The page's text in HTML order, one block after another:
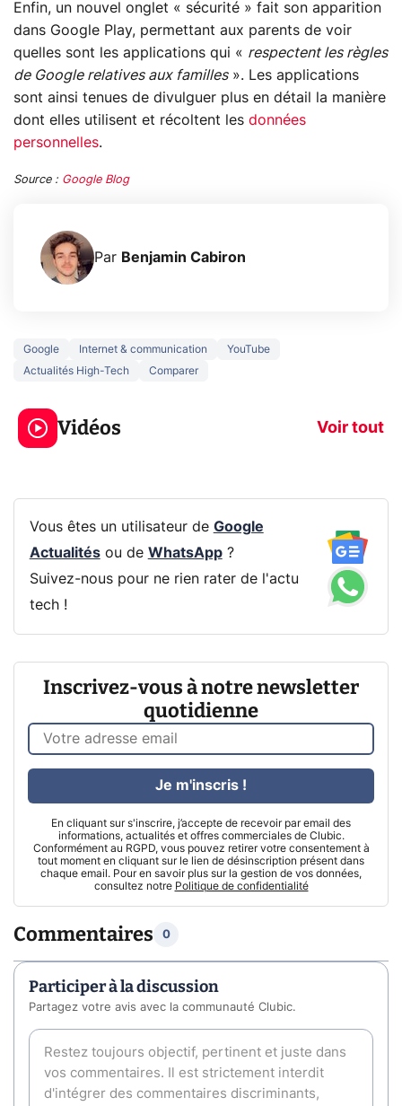
Enfin, un nouvel onglet « sécurité » fait son apparition
dans Google Play, permettant aux parents de voir
quelles sont les applications qui « respectent les règles
de Google relatives aux familles». Les applications
sont ainsi tenues de divulguer plus en détail la manière
dont elles utilisent et récoltent les données
personnelles.
Source : Google Blog
Par Benjamin Cabiron
Google Internet & communication
YouTube
Actualités High-Tech
Comparer
Vidéos Voir tout
3 écrans en 1 pour
319€ ? Voici L'AOC
CQ32G4ZA !
prochaine
Vous êtes un utilisateur de Google
Actualitésou de WhatsApp?
Suivez-nous pour ne rien rater de l'actu
tech !
Inscrivez-vous à notre newsletter
quotidienne
En cliquant sur s'inscrire, j’accepte de recevoir par email des
informations, actualités et offres commerciales de Clubic.
Conformément au RGPD, vous pouvez retirer votre consentement à
tout moment en cliquant sur le lien de désinscription présent dans
chaque email. Pour en savoir plus sur la gestion de vos données,
consultez notre Politique de confidentialité
Je m'inscris !
Commentaires 0
Participer à la discussion
Partagez votre avis avec la communauté Clubic.